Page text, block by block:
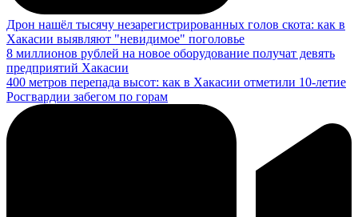
Дрон нашёл тысячу незарегистрированных голов скота: как в
Хакасии выявляют "невидимое" поголовье
8 миллионов рублей на новое оборудование получат девять
предприятий Хакасии
400 метров перепада высот: как в Хакасии отметили 10-летие
Росгвардии забегом по горам